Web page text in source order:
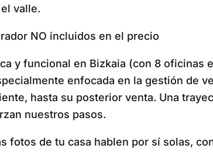
valle.
NO incluidos en el precio
y funcional en Bizkaia (con 8 oficinas
enfocada en la gestión de
hasta su posterior venta. Una
nuestros pasos.
fotos de tu casa hablen por sí solas,